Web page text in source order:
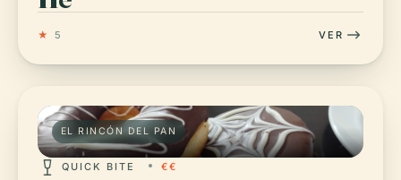
★ 5 VER
EL RINCÓN DEL PAN
QUICK BITE €€